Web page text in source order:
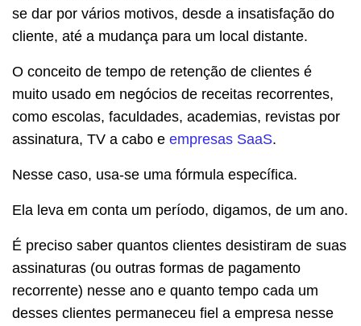
se dar por vários motivos, desde a insatisfação do
cliente, até a mudança para um local distante.
O conceito de tempo de retenção de clientes é
muito usado em negócios de receitas recorrentes,
como escolas, faculdades, academias, revistas por
assinatura, TV a cabo e empresas SaaS.
Nesse caso, usa-se uma fórmula específica.
Ela leva em conta um período, digamos, de um ano.
É preciso saber quantos clientes desistiram de suas
assinaturas (ou outras formas de pagamento
recorrente) nesse ano e quanto tempo cada um
desses clientes permaneceu fiel a empresa nesse